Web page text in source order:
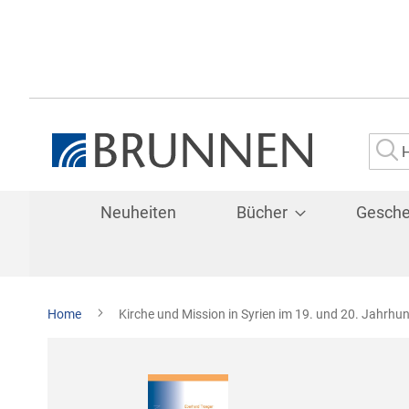
Neuheiten Bücher
Home Kirche und Mission in Syrien im 19. und 20.